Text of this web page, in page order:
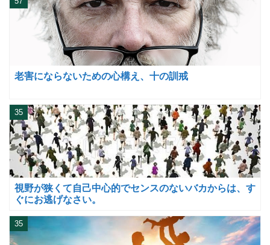
老害にならないための心構え、十の訓戒
視野が狭くて自己中心的でセンスのないバカからは、す
ぐにお逃げなさい。
35
35